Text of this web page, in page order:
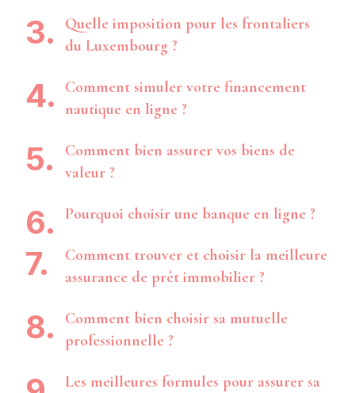
Quelle imposition pour les frontaliers
du Luxembourg ?
Comment simuler votre financement
nautique en ligne ?
Comment bien assurer vos biens de
valeur ?
Pourquoi choisir une banque en ligne ?
Comment trouver et choisir la meilleure
assurance de prêt immobilier ?
Comment bien choisir sa mutuelle
professionnelle ?
Les meilleures formules pour assurer sa